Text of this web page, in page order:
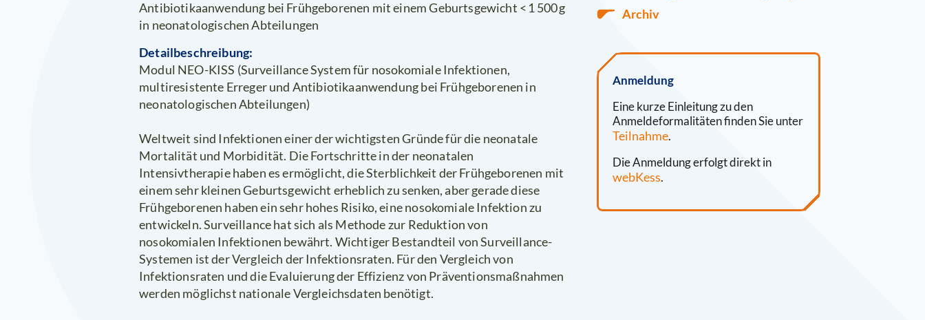
Antibiotikaanwendung bei Frühgeborenen mit einem Geburtsgewicht < 1 500 g
in neonatologischen Abteilungen
Detailbeschreibung:
Modul NEO-KISS (Surveillance System für nosokomiale Infektionen,
multiresistente Erreger und Antibiotikaanwendung bei Frühgeborenen in
neonatologischen Abteilungen)
Weltweit sind Infektionen einer der wichtigsten Gründe für die neonatale
Mortalität und Morbidität. Die Fortschritte in der neonatalen
Intensivtherapie haben es ermöglicht, die Sterblichkeit der Frühgeborenen mit
einem sehr kleinen Geburtsgewicht erheblich zu senken, aber gerade diese
Frühgeborenen haben ein sehr hohes Risiko, eine nosokomiale Infektion zu
entwickeln. Surveillance hat sich als Methode zur Reduktion von
nosokomialen Infektionen bewährt. Wichtiger Bestandteil von Surveillance-
Systemen ist der Vergleich der Infektionsraten. Für den Vergleich von
Infektionsraten und die Evaluierung der Effizienz von Präventionsmaßnahmen
werden möglichst nationale Vergleichsdaten benötigt.
Archiv
Anmeldung
Eine kurze Einleitung zu den
Anmeldeformalitäten finden Sie unter
Teilnahme.
Die Anmeldung erfolgt direkt in
webKess.